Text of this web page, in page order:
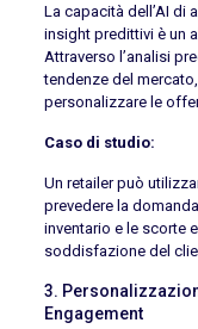
La capacità dell’AI di
insight predittivi è un
Attraverso l’analisi
tendenze del
personalizzare le
Caso di studio:
Un retailer può
prevedere la
inventario e le scorte
soddisfazione del
3.
Engagement